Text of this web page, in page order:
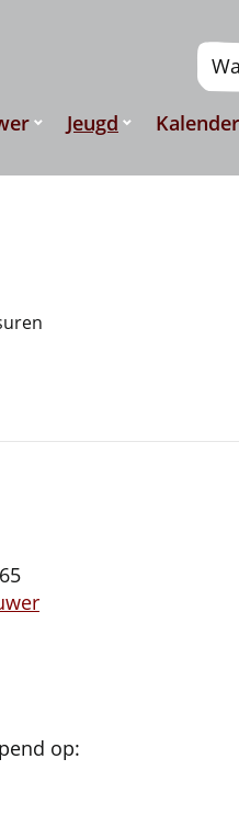
Wat
zoek
Jeugd Kalender
op: